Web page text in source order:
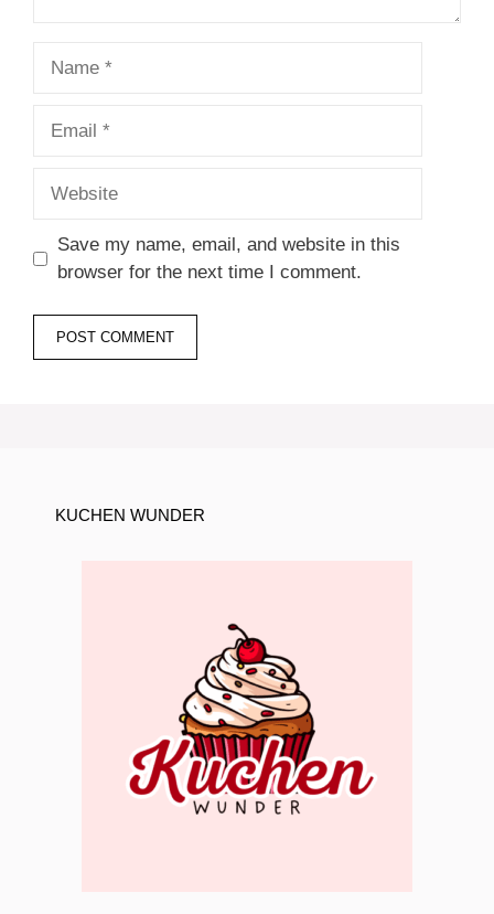
Save my name, email, and website in this
browser for the next time I comment.
KUCHEN WUNDER